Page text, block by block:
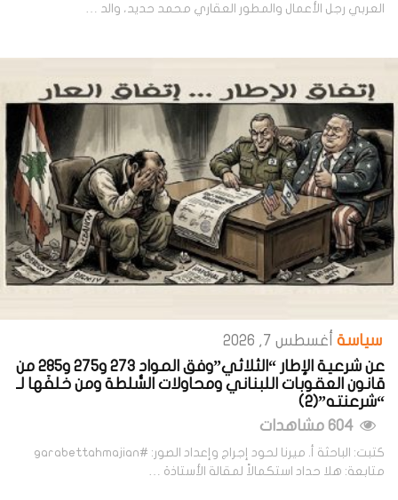
العربي رجل الأعمال والمطور العقاري محمد حديد، والد …
سياسة أغسطس 7, 2026
عن شرعية الإطار “الثلاثي”وفق المواد 273 و275 و285 من
قانون العقوبات اللبناني ومحاولات السُّلطة ومن خلفَها لـ
“شرعنته”(2)
كتبت: الباحثة أ. ميرنا لحود إجراج وإعداد الصور: #garabettahmajian
متابعة: هلا حداد استكمالاً لمقالة الأستاذة …